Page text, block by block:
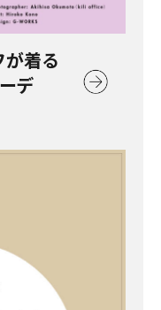
が着る
デ